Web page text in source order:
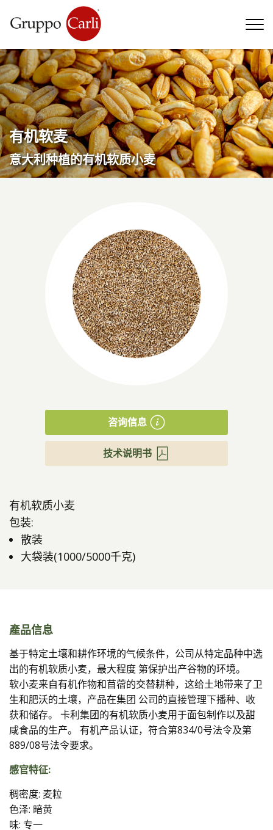
牲畜
产品
T—info@gruppocarli.com
有机软麦
意大利种植的有机软质小麦
有机软质小麦
包装:
散装
大袋装(1000/5000千克)
咨询信息
技术说明书
產品信息
基于特定土壤和耕作环境的气候条件，公司从特定品种中选
出的有机软质小麦，最大程度 第保护出产谷物的环境。
软小麦来自有机作物和苜蓿的交替耕种，这给土地带来了卫
生和肥沃的土壤，产品在集团 公司的直接管理下播种、收
获和储存。 卡利集团的有机软质小麦用于面包制作以及甜
咸食品的生产。 有机产品认证，符合第834/0号法令及第
889/08号法令要求。
感官特征:
稠密度: 麦粒
色泽: 暗黄
味: 专一